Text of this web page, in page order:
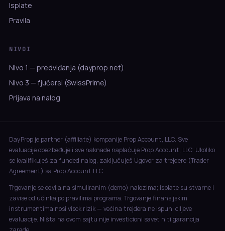
Isplate
Pravila
NIVOI
Nivo 1 — predviđanja (dayprop.net)
Nivo 3 — fjučersi (SwissPrime)
Prijava na nalog
DayProp je partner (affiliate) kompanije Prop Account, LLC. Sve
evaluacije obezbeđuje i sve naknade naplaćuje Prop Account, LLC. Ukoliko
se kvalifikuješ za funded nalog, zaključuješ Ugovor za trejdere (Trader
Agreement) sa Prop Account LLC.
Trgovanje se odvija na simuliranim (demo) nalozima; isplate su stvarne i
zavise od učinka po pravilima programa. Trgovanje finansijskim
instrumentima nosi visok rizik — većina trejdera ne ispuni ciljeve
evaluacije. Ništa na ovom sajtu nije investicioni savet niti garancija